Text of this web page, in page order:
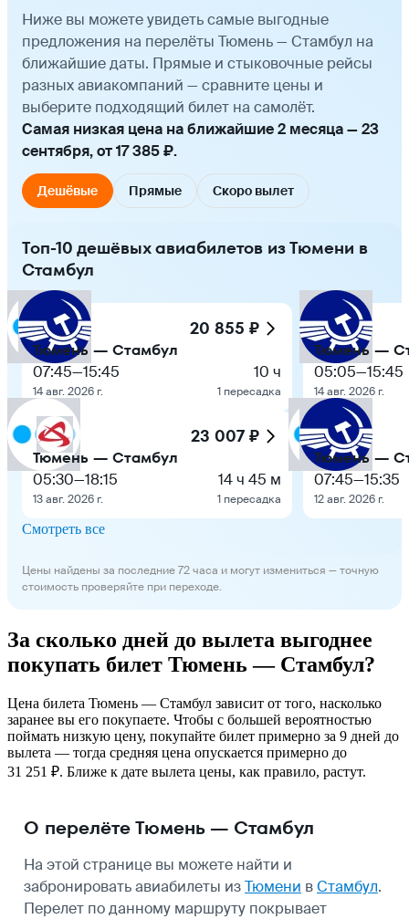
Ниже вы можете увидеть самые выгодные
предложения на перелёты Тюмень — Стамбул на
ближайшие даты. Прямые и стыковочные рейсы
разных авиакомпаний — сравните цены и
выберите подходящий билет на самолёт.
Самая низкая цена на ближайшие 2 месяца — 23
сентября, от 17 385 ₽.
Дешёвые Прямые Скоро вылет
Топ-10 дешёвых авиабилетов из Тюмени в
Стамбул
20 855 ₽
Тюмень — Стамбул
07:45—15:45
14 авг. 2026 г.
10 ч
1 пересадка
23 007 ₽
Тюмень — Стамбул
05:30—18:15
13 авг. 2026 г.
14 ч 45 м
1 пересадка
Тюмень —
05:05—15:45
14 авг. 2026 г.
Тюмень —
07:45—15:35
12 авг. 2026 г.
Смотреть все
Цены найдены за последние 72 часа и могут измениться — точную
стоимость проверяйте при переходе.
За сколько дней до вылета выгоднее
покупать билет Тюмень — Стамбул?
Цена билета Тюмень — Стамбул зависит от того, насколько
заранее вы его покупаете. Чтобы с большей вероятностью
поймать низкую цену, покупайте билет примерно за 9 дней до
вылета — тогда средняя цена опускается примерно до
31 251 ₽. Ближе к дате вылета цены, как правило, растут.
О перелёте Тюмень — Стамбул
На этой странице вы можете найти и
забронировать авиабилеты изТюмени вСтамбул.
Перелет по данному маршруту покрывает